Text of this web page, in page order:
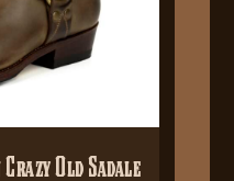
Old Sadale